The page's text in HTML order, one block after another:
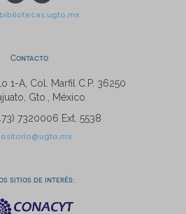
Contacto
1-A, Col. Marfil C.P. 36250
Gto., México
7320006 Ext. 5538
sitios de interés: